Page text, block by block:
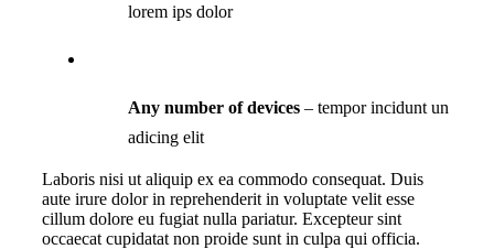
lorem ips dolor
Any number of devices – tempor incidunt un
adicing elit
Laboris nisi ut aliquip ex ea commodo consequat. Duis
aute irure dolor in reprehenderit in voluptate velit esse
cillum dolore eu fugiat nulla pariatur. Excepteur sint
occaecat cupidatat non proide sunt in culpa qui officia.